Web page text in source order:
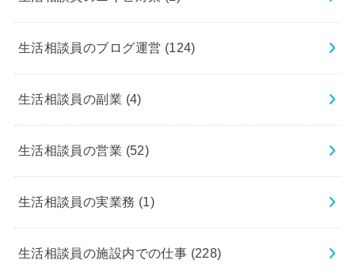
生活相談員のブログ運営 (124)
生活相談員の副業 (4)
生活相談員の営業 (52)
生活相談員の実業務 (1)
生活相談員の施設内での仕事 (228)